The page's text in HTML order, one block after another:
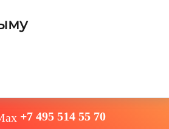
+7 495 514 55 70